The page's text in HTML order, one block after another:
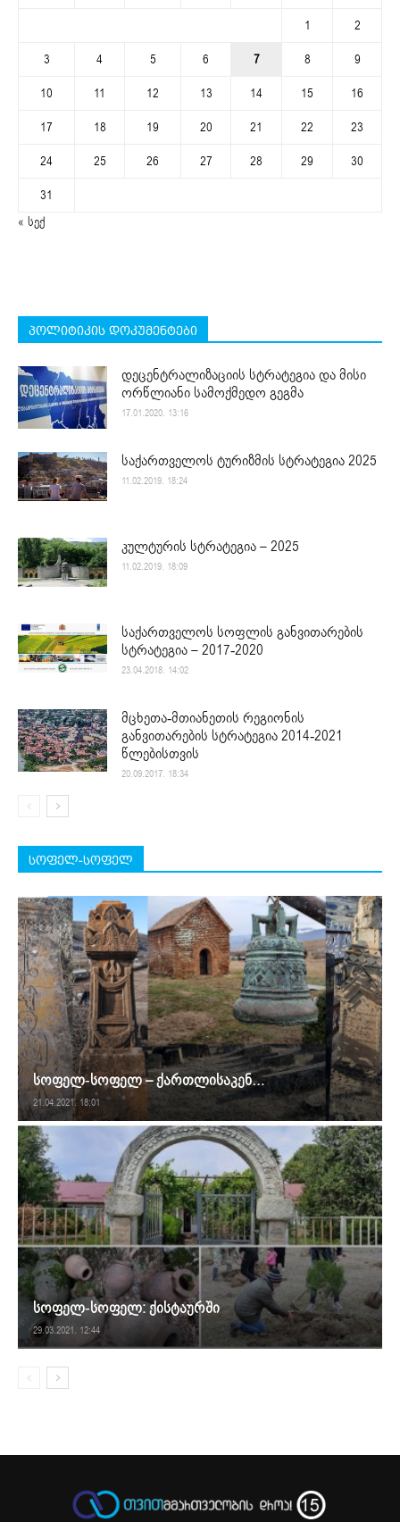
1
2
3
4 5 6 7 8
9
10
11 12 13 14 15
16
17
18 19 20 21 22
23
24
25 26 27 28 29
30
31
« სექ
პოლიტიკის დოკუმენტები
დეცენტრალიზაციის სტრატეგია და მისი
ორწლიანი სამოქმედო გეგმა
17.01.2020. 13:16
საქართველოს ტურიზმის სტრატეგია 2025
11.02.2019. 18:24
კულტურის სტრატეგია – 2025
11.02.2019. 18:09
საქართველოს სოფლის განვითარების
სტრატეგია – 2017-2020
23.04.2018. 14:02
მცხეთა-მთიანეთის რეგიონის
განვითარების სტრატეგია 2014-2021
წლებისთვის
20.09.2017. 18:34
სოფელ-სოფელ
სოფელ-სოფელ – ქართლისაკენ…
21.04.2021. 18:01
სოფელ-სოფელ: ქისტაურში
29.03.2021. 12:44